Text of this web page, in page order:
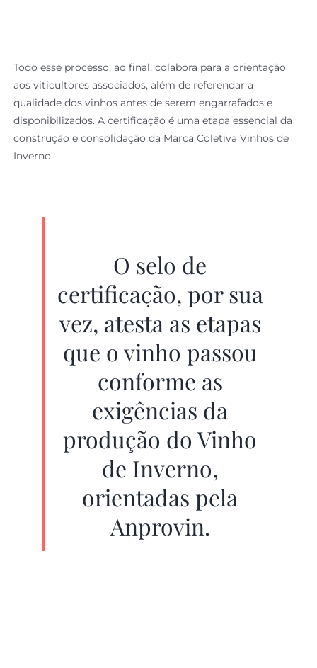
Todo esse processo, ao final, colabora para a orientação
aos viticultores associados, além de referendar a
qualidade dos vinhos antes de serem engarrafados e
disponibilizados. A certificação é uma etapa essencial da
construção e consolidação da Marca Coletiva Vinhos de
Inverno.
O selo de
certificação, por sua
vez, atesta as etapas
que o vinho passou
conforme as
exigências da
produção do Vinho
de Inverno,
orientadas pela
Anprovin.